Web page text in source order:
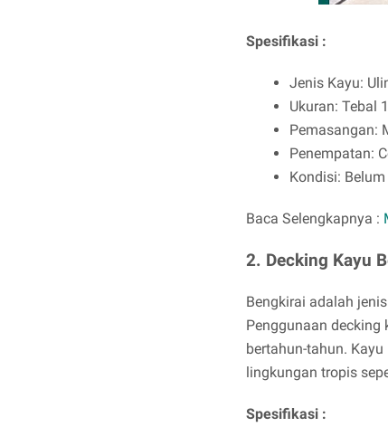
Spesifikasi :
Jenis Kayu:
Ukuran: Tebal
Pemasangan:
Penempatan:
Kondisi:
Baca Selengkapnya :
2. Decking Kayu
Bengkirai adalah
Penggunaan decking
bertahun-tahun.
lingkungan tropis
Spesifikasi :